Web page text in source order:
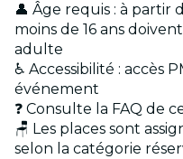
👤 Âge requis : à partir
moins de 16 ans
adulte
♿ Accessibilité : accès
événement
❓ Consulte la FAQ de
🪑 Les places sont
selon la catégorie